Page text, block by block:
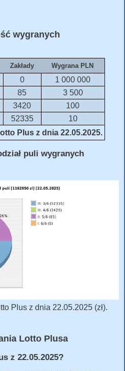
wygranych
Zakłady Wygrana PLN
0
1 000 000
85
3 500
3420
100
52335
10
Plus z dnia 22.05.2025.
puli wygranych
Plus z dnia 22.05.2025 (zł).
Lotto Plusa
z 22.05.2025?